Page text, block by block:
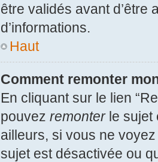
être validés avant d’être
d’informations.
Haut
Comment remonter
En cliquant sur le lien
pouvez remonterle sujet
ailleurs, si vous ne
sujet est désactivée ou